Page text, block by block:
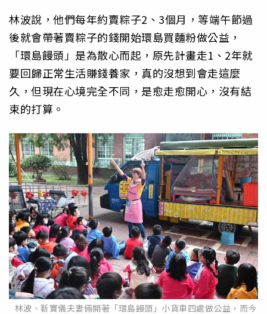
林波說，他們每年約賣粽子2、3個月，等端午節過
後就會帶著賣粽子的錢開始環島買麵粉做公益，
「環島饅頭」是為散心而起，原先計畫走1、2年就
要回歸正常生活賺錢養家，真的沒想到會走這麼
久，但現在心境完全不同，是愈走愈開心，沒有結
束的打算。
林波、靳寶儀夫妻倆開著「環島饅頭」小貨車四處做公益，而今